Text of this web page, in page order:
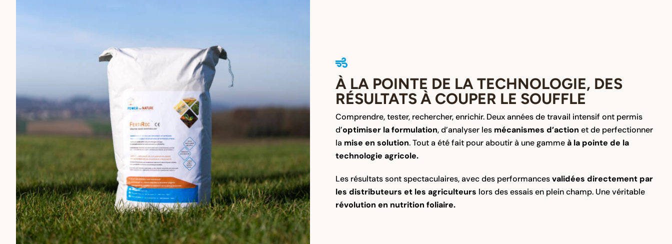
À LA POINTE DE LA TECHNOLOGIE, DES
RÉSULTATS À COUPER LE SOUFFLE
Comprendre, tester, rechercher, enrichir. Deux années de travail intensif ont permis
d’optimiser la formulation, d’analyser lesmécanismes d’action et de perfectionner
la mise en solution. Tout a été fait pour aboutir à une gammeà la pointe de la
technologie agricole.
Les résultats sont spectaculaires, avec des performancesvalidées directement par
les distributeurs et les agriculteurs lors des essais en plein champ. Une véritable
révolution en nutrition foliaire.